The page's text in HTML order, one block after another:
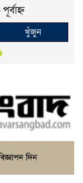
খুঁজুন